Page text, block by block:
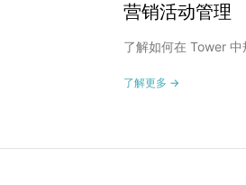
营销活动管理
了解如何在 Tower
了解更多 →